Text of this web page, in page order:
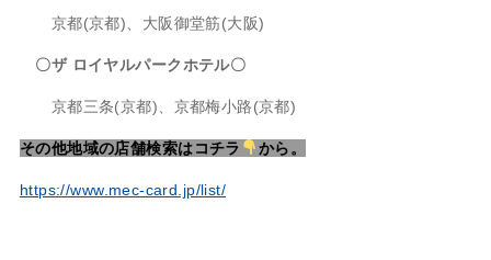
京都(京都)、大阪御堂筋(大阪)
〇ザ ロイヤルパークホテル〇
京都三条(京都)、京都梅小路(京都)
その他地域の店舗検索はコチラ から。
https://www.mec-card.jp/list/